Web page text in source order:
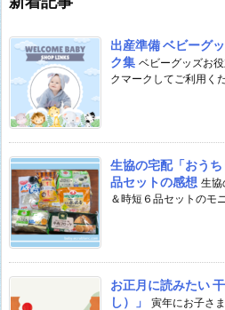
出産準備 ベビーグ
ク集 ベビーグッズお
クマークしてご利用く
生協の宅配「おう
品セットの感想 生協
＆時短６品セットのモ
お正月に読みたい
し）」
寅年にお子さ